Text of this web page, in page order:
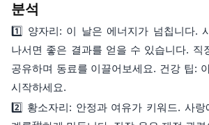
분석
1️⃣ 양자리: 이 날은 에너지가 넘칩니다.
나서면 좋은 결과를 얻을 수 있습니다. 직
공유하며 동료를 이끌어보세요. 건강 팁:
시작하세요.
2️⃣ 황소자리: 안정과 여유가 키워드. 사